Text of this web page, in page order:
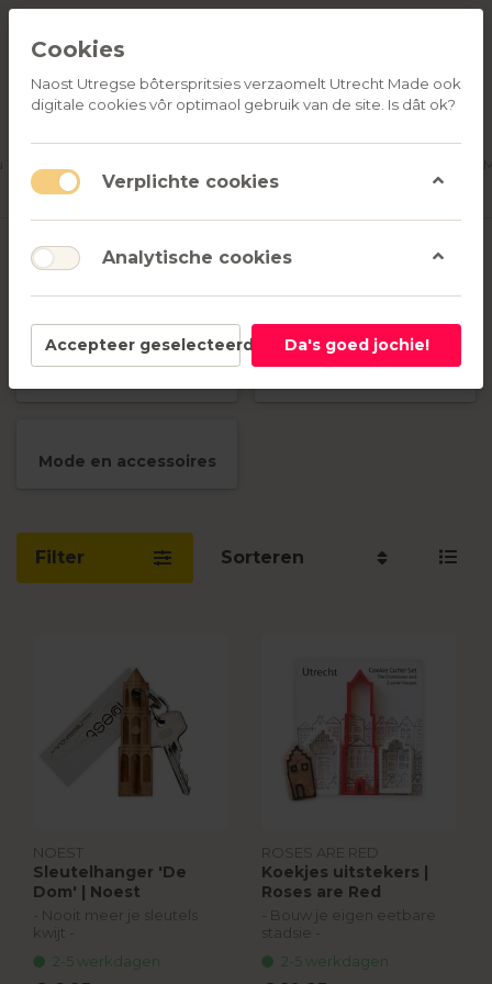
PRODUCTEN
RELATIEGESCHENKEN
ONS
Vrijetijd
1-12van12
Mode en accessoires
Filter Sorteren
NOEST
Sleutelhanger 'De
Dom' | Noest
- Nooit meer je sleutels
kwijt -
Noest maakt unieke
2-5 werkdagen
ROSES ARE RED
Koekjes uitstekers |
Roses are Red
- Bouw je eigen eetbare
stadsie -
Roses are Red ontwierp
2-5 werkdagen
Cookies
Naost Utregse bôterspritsies verzaomelt Utrecht Made ook
digitale cookies vôr optimaol gebruik van de site. Is dât ok?
Verplichte cookies
Analytische cookies
Accepteer geselecteerd Da's goed jochie!